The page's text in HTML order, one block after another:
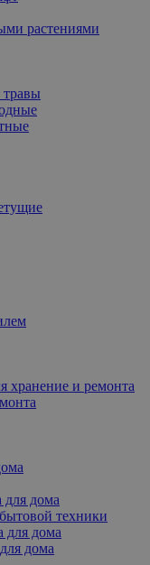
растениями
травы
хранение и ремонта
для дома
техники
для дома
дома